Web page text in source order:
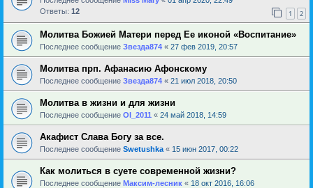
Ответы: 12 1 2
Молитва Божией Матери перед Ее иконой «Воспитание»
Последнее сообщение Звезда874 « 27 фев 2019, 20:57
Молитва прп. Афанасию Афонскому
Последнее сообщение Звезда874 « 21 июл 2018, 20:50
Молитва в жизни и для жизни
Последнее сообщение Ol_2011 « 24 май 2018, 14:59
Акафист Слава Богу за все.
Последнее сообщение Swetushka « 15 июн 2017, 00:22
Как молиться в суете современной жизни?
Последнее сообщение Максим-лесник « 18 окт 2016, 16:06